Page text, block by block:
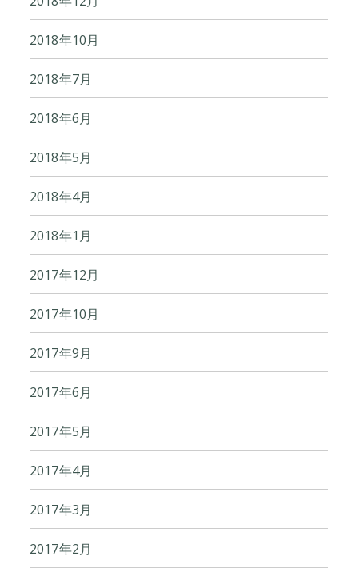
2018年10月
2018年7月
2018年6月
2018年5月
2018年4月
2018年1月
2017年12月
2017年10月
2017年9月
2017年6月
2017年5月
2017年4月
2017年3月
2017年2月